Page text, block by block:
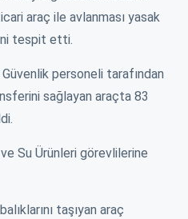
araç ile avlanması yasak
tespit etti.
personeli tarafından
sağlayan araçta 83
Su Ürünleri görevlilerine
taşıyan araç